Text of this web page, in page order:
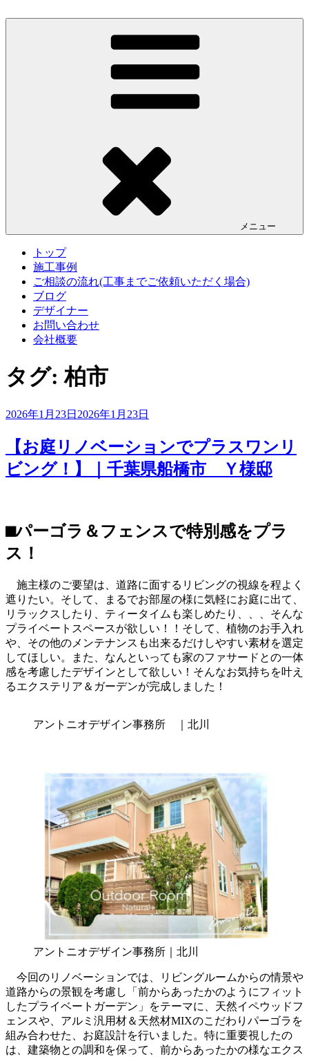
エクステリアデザイン.com
千葉県柏市のアントニオデザイン事務所では、ナチュラルな
エクステリアデザインにこだわる方の外構やガーデンのプラ
ンをはじめ、設計施工を承ります。柏の葉キャンパスを拠点
とし、柏・流山・松戸を中心に首都圏にて活動をしておりま
メニュー
トップ
施工事例
ご相談の流れ(工事までご依頼いただく場合)
ブログ
デザイナー
お問い合わせ
会社概要
タグ:柏市
投
日:
2026年1月23日 2026年1月23日
【お庭リノベーションでプラスワンリ
ビング！】｜千葉県船橋市 Ｙ様邸
⬛︎パーゴラ＆フェンスで特別感をプラ
ス！
施主様のご要望は、道路に面するリビングの視線を程よく
遮りたい。そして、まるでお部屋の様に気軽にお庭に出て、
リラックスしたり、ティータイムも楽しめたり、、、そんな
プライベートスペースが欲しい！！そして、植物のお手入れ
や、その他のメンテナンスも出来るだけしやすい素材を選定
してほしい。また、なんといっても家のファサードとの一体
感を考慮したデザインとして欲しい！そんなお気持ちを叶え
るエクステリア＆ガーデンが完成しました！
アントニオデザイン事務所 ｜北川
アントニオデザイン事務所｜北川
今回のリノベーションでは、リビングルームからの情景や
道路からの景観を考慮し「前からあったかのようにフィット
したプライベートガーデン」をテーマに、天然イペウッドフ
ェンスや、アルミ汎用材＆天然材MIXのこだわりパーゴラを
組み合わせた、お庭設計を行いました。特に重要視したの
は、建築物との調和を保って、前からあったかの様なエクス